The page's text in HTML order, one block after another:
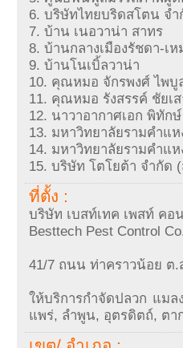
6. บริษัทไทยบริดสโตน จำ
7. บ้าน เนอวาน่า สาทร
8. บ้านกลางเมืองรัชดา-เห
9. บ้านโนเบิ้ลวาน่า
10. คุณหมอ จักรพงศ์ ไพบู
11. คุณหมอ รังสรรค์ ชัยเ
12. นาวาอากาศเอก พิทัก
13. มหาวิทยาลัยรามคำแ
14. มหาวิทยาลัยรามคำแ
15. บริษัท โตโยต้า จำกัด
ที่ตั้ง :
บริษัท เบสท์เทค เพสท์ คอ
Besttech Pest Control
41/7 ถนน ท่าคราวน้อย ต.
ให้บริการกำจัดปลวก แม
แพร่, ลำพูน, อุตรดิตถ์, ตา